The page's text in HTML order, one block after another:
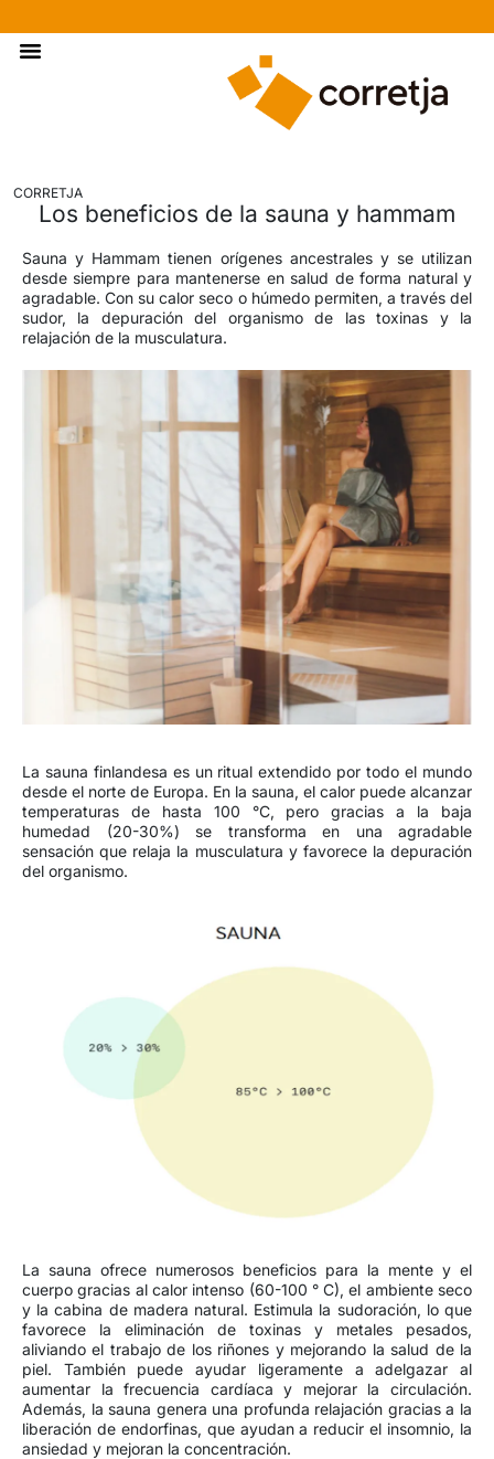
CORRETJA
Los beneficios de la sauna y hammam
Sauna y Hammam tienen orígenes ancestrales y se utilizan
desde siempre para mantenerse en salud de forma natural y
agradable. Con su calor seco o húmedo permiten, a través del
sudor, la depuración del organismo de las toxinas y la
relajación de la musculatura.
La sauna finlandesa es un ritual extendido por todo el mundo
desde el norte de Europa. En la sauna, el calor puede alcanzar
temperaturas de hasta 100 °C, pero gracias a la baja
humedad (20-30%) se transforma en una agradable
sensación que relaja la musculatura y favorece la depuración
del organismo.
La sauna ofrece numerosos beneficios para la mente y el
cuerpo gracias al calor intenso (60-100 ° C), el ambiente seco
y la cabina de madera natural. Estimula la sudoración, lo que
favorece la eliminación de toxinas y metales pesados,
aliviando el trabajo de los riñones y mejorando la salud de la
piel. También puede ayudar ligeramente a adelgazar al
aumentar la frecuencia cardíaca y mejorar la circulación.
Además, la sauna genera una profunda relajación gracias a la
liberación de endorfinas, que ayudan a reducir el insomnio, la
ansiedad y mejoran la concentración.